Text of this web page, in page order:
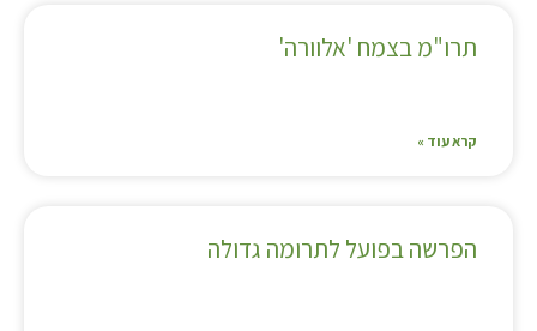
תרו"מ בצמח 'אלוורה'
קרא עוד »
הפרשה בפועל לתרומה גדולה